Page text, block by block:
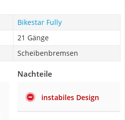
Bikestar Fully
21 Gänge
Scheibenbremsen
Nachteile
instabiles Design